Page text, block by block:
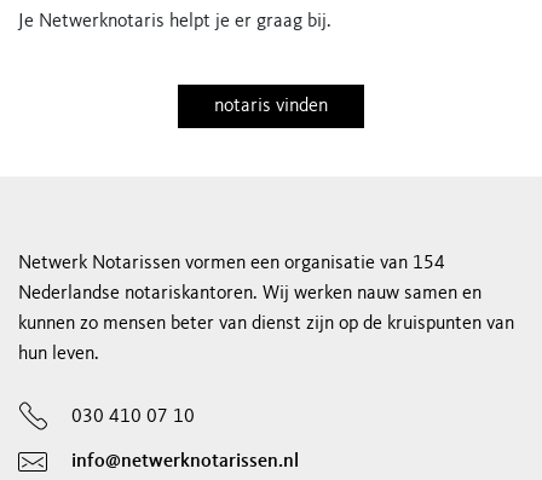
Je Netwerknotaris helpt je er graag bij.
notaris vinden
Netwerk Notarissen vormen een organisatie van 154
Nederlandse notariskantoren. Wij werken nauw samen en
kunnen zo mensen beter van dienst zijn op de kruispunten van
hun leven.
030 410 07 10
info@netwerknotarissen.nl